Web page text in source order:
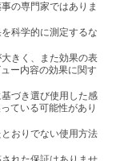
の専門家ではありま
科学的に測定するな
きく、また効果の表
ー内容の効果に関す
づき選び使用した感
ている可能性があり
おりでない使用方法